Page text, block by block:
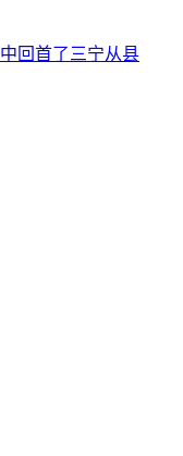
回首了三宁从县